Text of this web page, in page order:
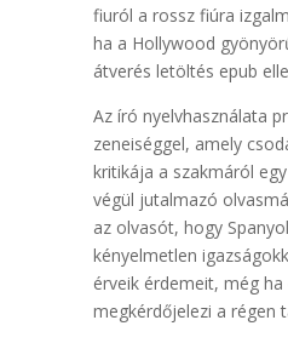
fiuról a rossz fiúra
ha a Hollywood
átverés letöltés epub
Az író nyelvhasználata
zeneiséggel, amely
kritikája a szakmáról
végül jutalmazó
az olvasót, hogy
kényelmetlen
érveik érdemeit, még
megkérdőjelezi a régen